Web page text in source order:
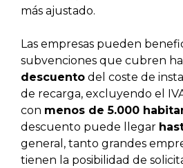
más ajustado.
Las empresas pueden
subvenciones que cubren
descuento del coste de
de recarga, excluyendo el
con menos de 5.000
descuento puede llegar
general, tanto grandes
tienen la posibilidad de